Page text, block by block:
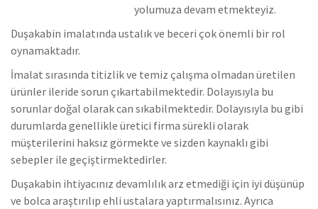
yolumuza devam etmekteyiz.
Duşakabin imalatında ustalık ve beceri çok önemli bir rol
oynamaktadır.
İmalat sırasında titizlik ve temiz çalışma olmadan üretilen
ürünler ileride sorun çıkartabilmektedir. Dolayısıyla bu
sorunlar doğal olarak can sıkabilmektedir. Dolayısıyla bu gibi
durumlarda genellikle üretici firma sürekli olarak
müşterilerini haksız görmekte ve sizden kaynaklı gibi
sebepler ile geçiştirmektedirler.
Duşakabin ihtiyacınız devamlılık arz etmediği için iyi düşünüp
ve bolca araştırılıp ehli ustalara yaptırmalısınız. Ayrıca